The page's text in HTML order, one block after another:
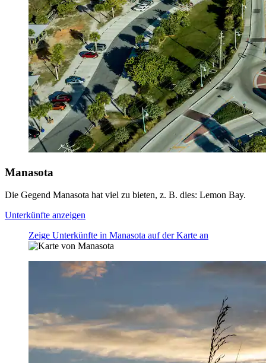
Manasota
Die Gegend Manasota hat viel zu bieten, z. B. dies: Lemon Bay.
Unterkünfte anzeigen
Zeige Unterkünfte in Manasota auf der Karte an